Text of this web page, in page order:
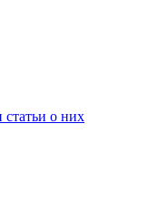
статьи о них